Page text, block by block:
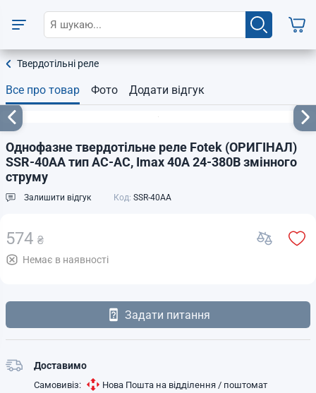
Твердотільні реле
Все про товар Фото Додати відгук
Однофазне твердотільне реле Fotek (ОРИГІНАЛ)
SSR-40AA тип AC-AC, Imax 40А 24-380В змінного
струму
Залишити відгук Код: SSR-40AA
574 ₴
Немає в наявності
Задати питання
Доставимо
Самовивіз:
Нова Пошта на відділення / поштомат